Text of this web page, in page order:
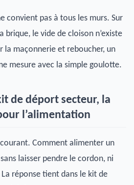
convient pas à tous les murs. Sur
brique, le vide de cloison n’existe
la maçonnerie et reboucher, un
mesure avec la simple goulotte.
de déport secteur, la
l’alimentation
Comment alimenter un
laisser pendre le cordon, ni
réponse tient dans le kit de